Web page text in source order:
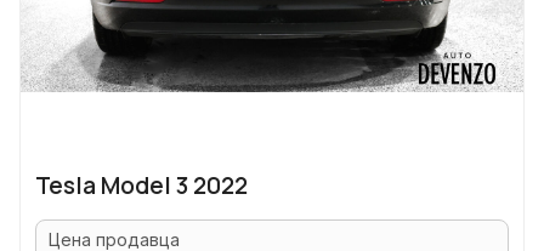
Tesla Model 3 2022
Цена продавца